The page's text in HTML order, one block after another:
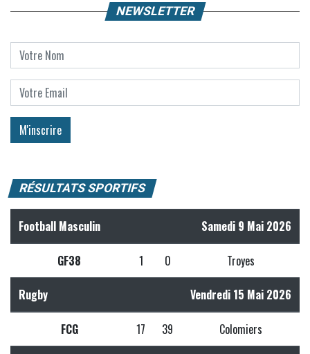
NEWSLETTER
RÉSULTATS SPORTIFS
Football Masculin Samedi 9 Mai 2026
GF38 1 0 Troyes
Rugby Vendredi 15 Mai 2026
FCG 17 39 Colomiers